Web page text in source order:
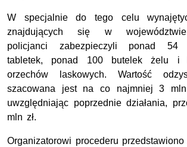
W specjalnie do tego celu
znajdujących się w województwie
policjanci zabezpieczyli ponad 54
tabletek, ponad 100 butelek żelu i
orzechów laskowych. Wartość
szacowana jest na co najmniej 3
uwzględniając poprzednie działania,
mln zł.
Organizatorowi procederu